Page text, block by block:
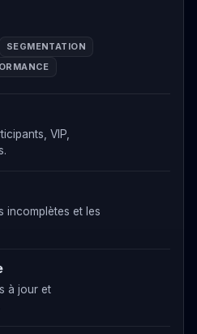
SEGMENTATION
VIP,
incomplètes et les
à jour et